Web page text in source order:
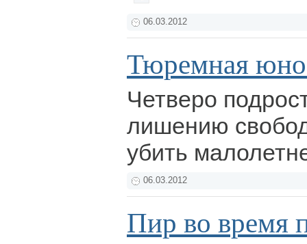
06.03.2012
Тюремная
Четверо
лишению
убить
06.03.2012
Пир во время